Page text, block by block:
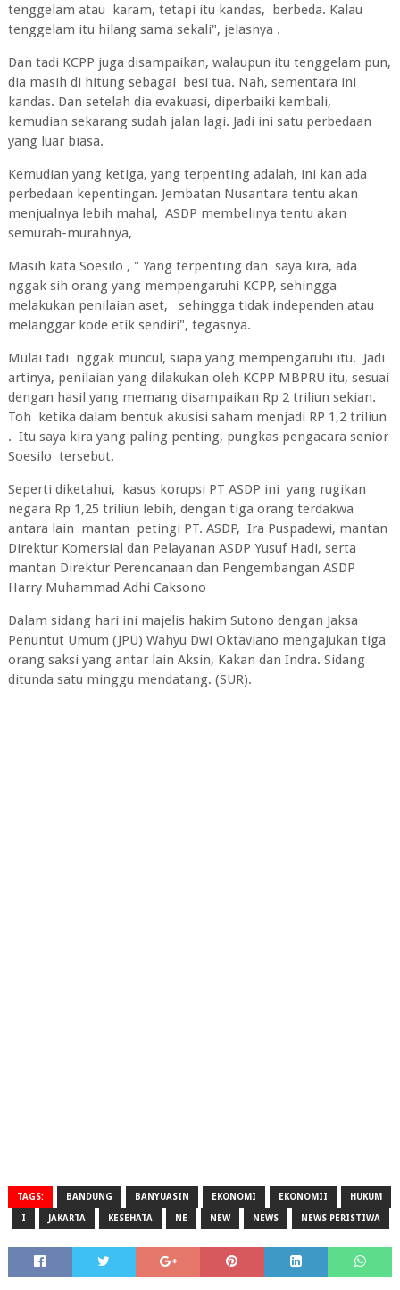
tenggelam atau karam, tetapi itu kandas, berbeda. Kalau
tenggelam itu hilang sama sekali", jelasnya .
Dan tadi KCPP juga disampaikan, walaupun itu tenggelam pun,
dia masih di hitung sebagai besi tua. Nah, sementara ini
kandas. Dan setelah dia evakuasi, diperbaiki kembali,
kemudian sekarang sudah jalan lagi. Jadi ini satu perbedaan
yang luar biasa.
Kemudian yang ketiga, yang terpenting adalah, ini kan ada
perbedaan kepentingan. Jembatan Nusantara tentu akan
menjualnya lebih mahal, ASDP membelinya tentu akan
semurah-murahnya,
Masih kata Soesilo , " Yang terpenting dan saya kira, ada
nggak sih orang yang mempengaruhi KCPP, sehingga
melakukan penilaian aset, sehingga tidak independen atau
melanggar kode etik sendiri", tegasnya.
Mulai tadi nggak muncul, siapa yang mempengaruhi itu. Jadi
artinya, penilaian yang dilakukan oleh KCPP MBPRU itu, sesuai
dengan hasil yang memang disampaikan Rp 2 triliun sekian.
Toh ketika dalam bentuk akusisi saham menjadi RP 1,2 triliun
. Itu saya kira yang paling penting, pungkas pengacara senior
Soesilo tersebut.
Seperti diketahui, kasus korupsi PT ASDP ini yang rugikan
negara Rp 1,25 triliun lebih, dengan tiga orang terdakwa
antara lain mantan petingi PT. ASDP, Ira Puspadewi, mantan
Direktur Komersial dan Pelayanan ASDP Yusuf Hadi, serta
mantan Direktur Perencanaan dan Pengembangan ASDP
Harry Muhammad Adhi Caksono
Dalam sidang hari ini majelis hakim Sutono dengan Jaksa
Penuntut Umum (JPU) Wahyu Dwi Oktaviano mengajukan tiga
orang saksi yang antar lain Aksin, Kakan dan Indra. Sidang
ditunda satu minggu mendatang. (SUR).
TAGS: BANDUNG BANYUASIN EKONOMI EKONOMII HUKUM
I JAKARTA KESEHATA NE NEW NEWS NEWS PERISTIWA